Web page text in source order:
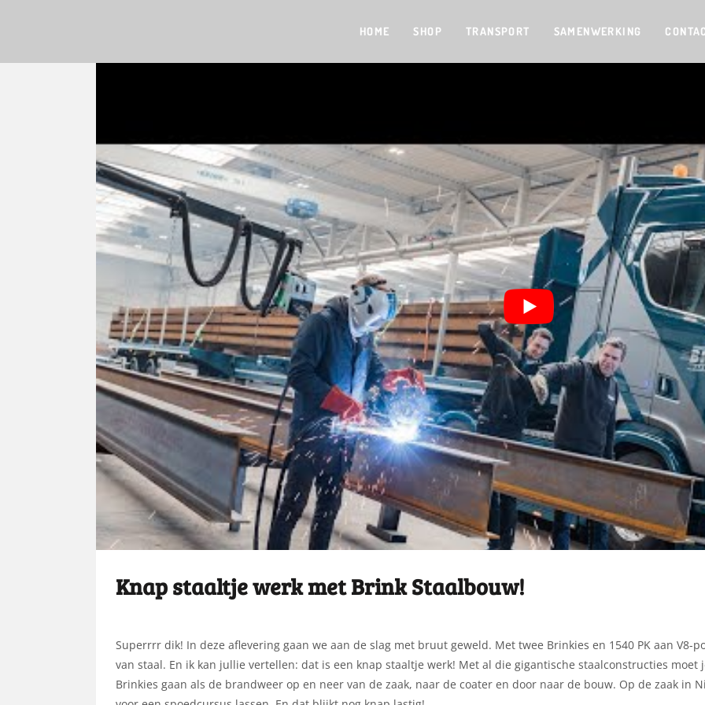
HOME SHOP TRANSPORT SAMENWERKING
Knap staaltje werk met Brink Staalbouw!
​Superrrr dik! In deze aflevering gaan we aan de slag met bruut geweld. Met twee Brinkies en 1540 PK aan V8-
van staal. En ik kan jullie vertellen: dat is een knap staaltje werk! Met al die gigantische staalconstructies moet
Brinkies gaan als de brandweer op en neer van de zaak, naar de coater en door naar de bouw. Op de zaak in